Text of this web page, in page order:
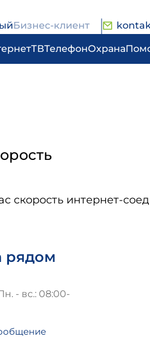
Бизнес-клиент
ТВТелефонОхрана
скорость интернет-
рядом
- вс.: 08:00-